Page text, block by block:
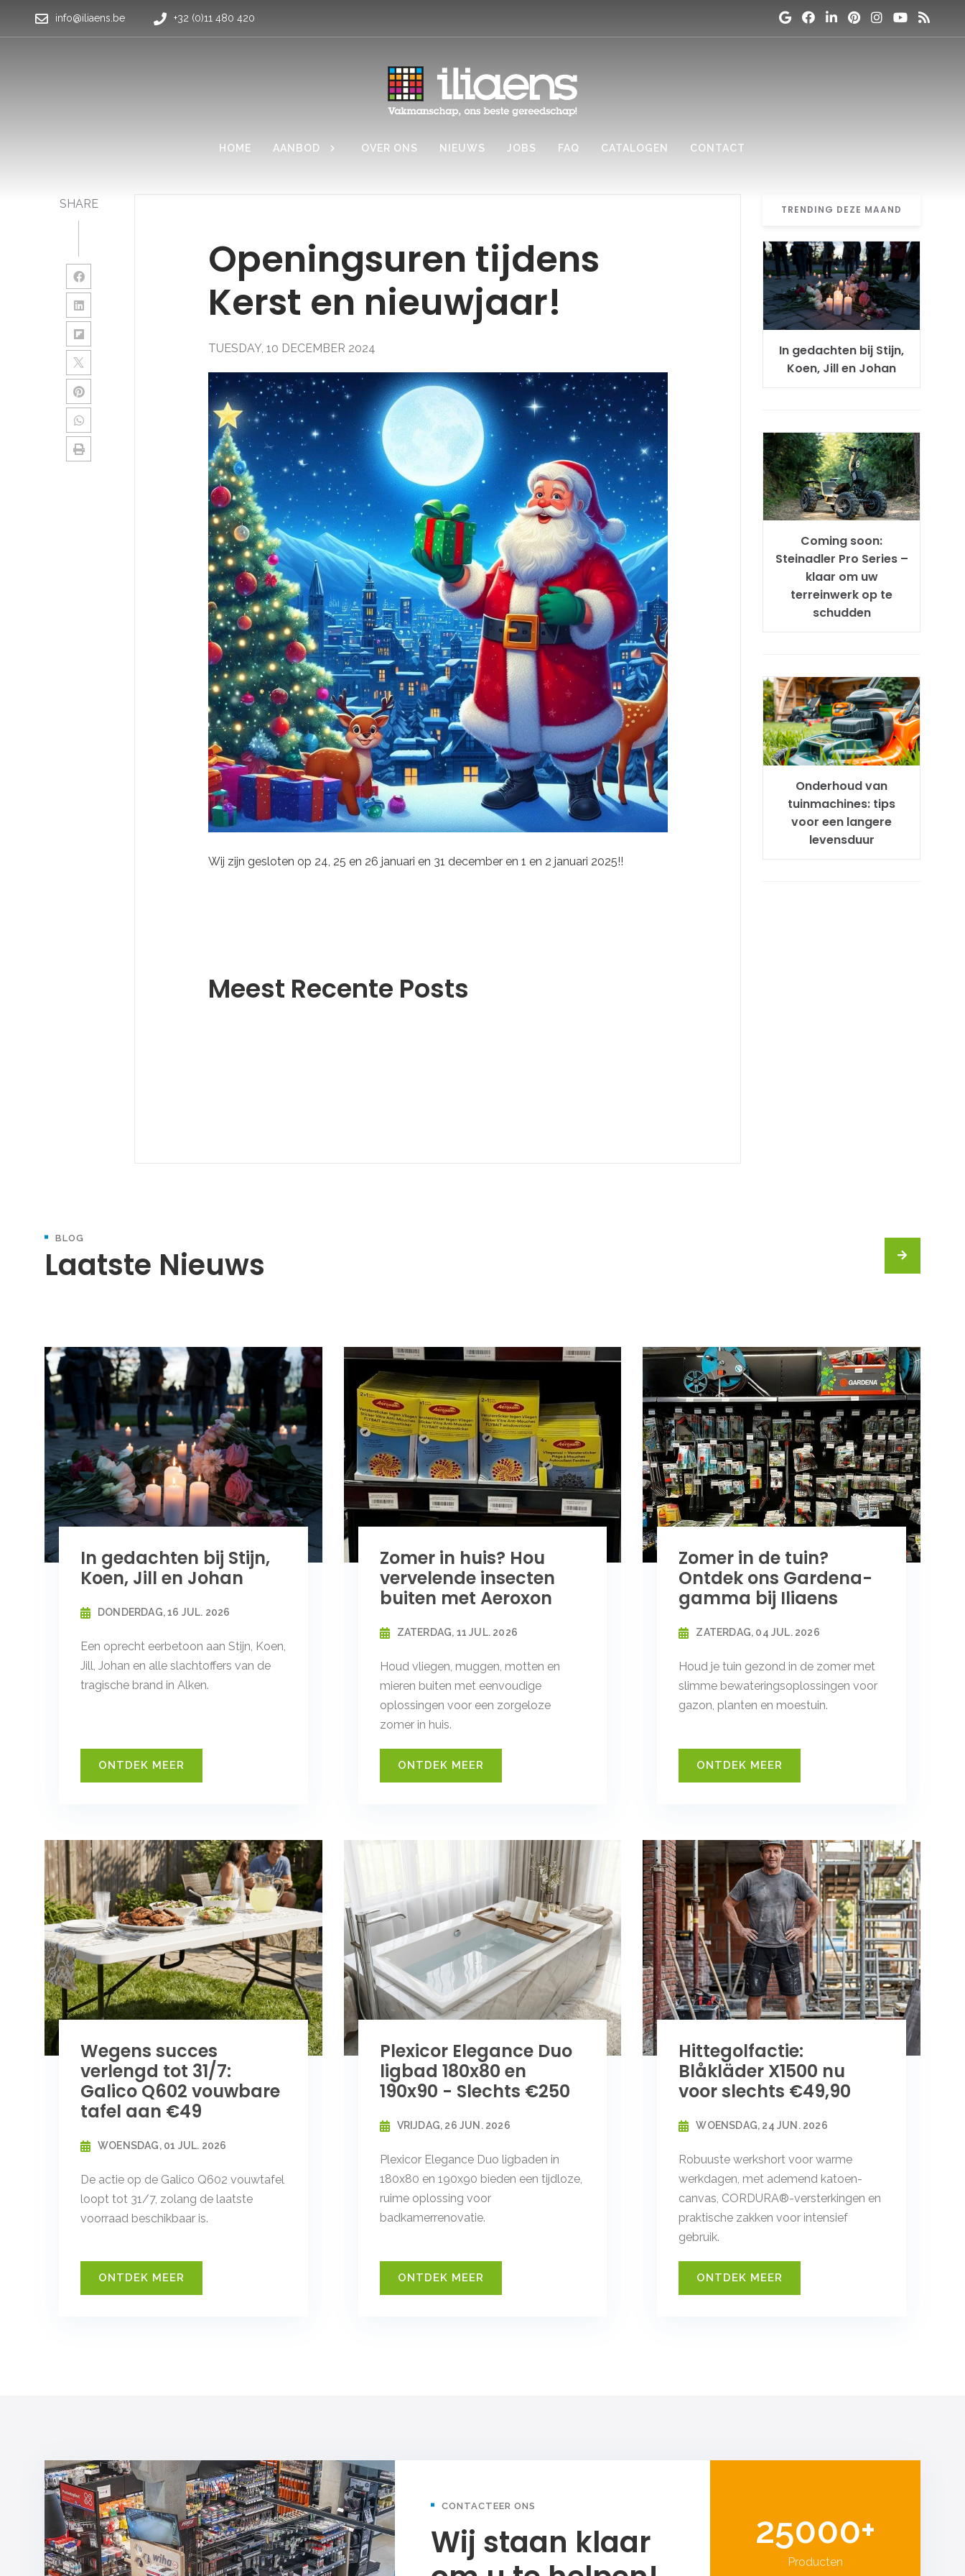
info@iliaens.be +32 (0)11 480 420
HOME AANBOD OVER ONS NIEUWS JOBS FAQ CATALOGEN CONTACT
SHARE
Openingsuren tijdens
Kerst en nieuwjaar!
TUESDAY, 10 DECEMBER 2024
Wij zijn gesloten op 24, 25 en 26 januari en 31 december en 1 en 2 januari 2025!!
Meest Recente Posts
TRENDING DEZE MAAND
In gedachten bij Stijn,
Koen, Jill en Johan
Coming soon:
Steinadler Pro Series –
klaar om uw
terreinwerk op te
schudden
Onderhoud van
tuinmachines: tips
voor een langere
levensduur
BLOG
Laatste Nieuws
In gedachten bij Stijn,
Koen, Jill en Johan
DONDERDAG, 16 JUL. 2026
Een oprecht eerbetoon aan Stijn, Koen,
Jill, Johan en alle slachtoffers van de
tragische brand in Alken.
ONTDEK MEER
Zomer in huis? Hou
vervelende insecten
buiten met Aeroxon
ZATERDAG, 11 JUL. 2026
Houd vliegen, muggen, motten en
mieren buiten met eenvoudige
oplossingen voor een zorgeloze
zomer in huis.
ONTDEK MEER
Zomer in de tuin?
Ontdek ons Gardena-
gamma bij Iliaens
ZATERDAG, 04 JUL. 2026
Houd je tuin gezond in de zomer met
slimme bewateringsoplossingen voor
gazon, planten en moestuin.
ONTDEK MEER
Wegens succes
verlengd tot 31/7:
Galico Q602 vouwbare
tafel aan €49
WOENSDAG, 01 JUL. 2026
De actie op de Galico Q602 vouwtafel
loopt tot 31/7, zolang de laatste
voorraad beschikbaar is.
ONTDEK MEER
Plexicor Elegance Duo
ligbad 180x80 en
190x90 - Slechts €250
VRIJDAG, 26 JUN. 2026
Plexicor Elegance Duo ligbaden in
180x80 en 190x90 bieden een tijdloze,
ruime oplossing voor
badkamerrenovatie.
ONTDEK MEER
Hittegolfactie:
Blåkläder X1500 nu
voor slechts €49,90
WOENSDAG, 24 JUN. 2026
Robuuste werkshort voor warme
werkdagen, met ademend katoen-
canvas, CORDURA®-versterkingen en
praktische zakken voor intensief
gebruik.
ONTDEK MEER
CONTACTEER ONS
Wij staan klaar
25000+
Producten